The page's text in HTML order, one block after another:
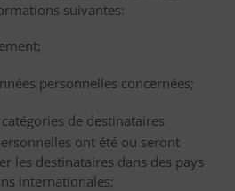
suivantes:
personnelles concernées;
de destinataires
ont été ou seront
les destinataires dans des pays
internationales;